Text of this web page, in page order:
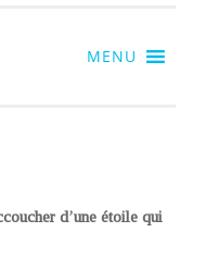
MENU
d’une étoile qui